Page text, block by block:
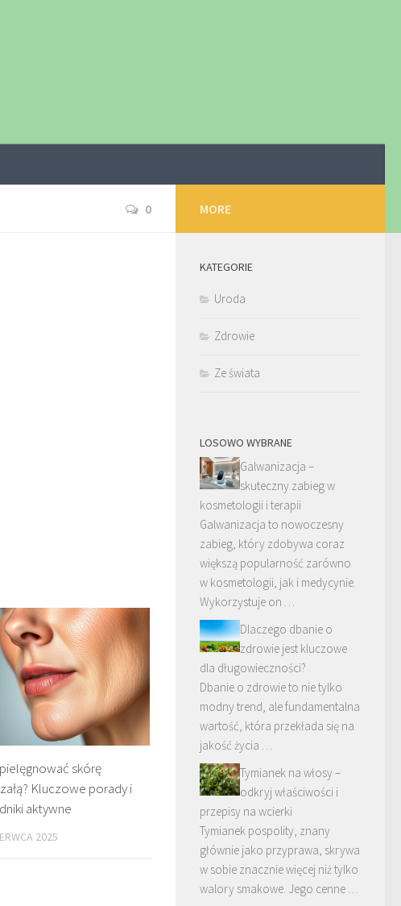
0
skórę
Kluczowe porady i
aktywne
2025
MORE
KATEGORIE
Uroda
Zdrowie
Ze świata
LOSOWO WYBRANE
Galwanizacja –
skuteczny zabieg w
kosmetologii i terapii
Galwanizacja to nowoczesny
zabieg, który zdobywa coraz
większą popularność zarówno
w kosmetologii, jak i medycynie.
Wykorzystuje on …
Dlaczego dbanie o
zdrowie jest kluczowe
dla długowieczności?
Dbanie o zdrowie to nie tylko
modny trend, ale fundamentalna
wartość, która przekłada się na
jakość życia …
Tymianek na włosy –
odkryj właściwości i
przepisy na wcierki
Tymianek pospolity, znany
głównie jako przyprawa, skrywa
w sobie znacznie więcej niż tylko
walory smakowe. Jego cenne …